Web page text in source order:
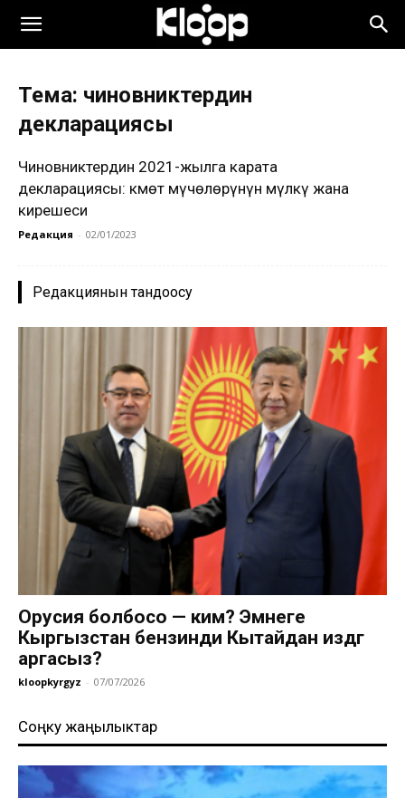
Тема: чиновниктердин
декларациясы
Чиновниктердин 2021-жылга карата
декларациясы: Өкмөт мүчөлөрүнүн мүлкү жана
кирешеси
Редакция - 02/01/2023
Редакциянын тандоосу
Орусия болбосо — ким? Эмнеге
Кыргызстан бензинди Кытайдан издөөгө
аргасыз?
kloopkyrgyz - 07/07/2026
Соңку жаңылыктар